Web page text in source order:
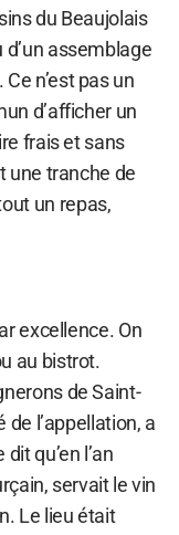
du Beaujolais
assemblage
n’est pas un
d’afficher un
frais et sans
une tranche de
un repas,
excellence. On
au bistrot.
de Saint-
l’appellation, a
qu’en l’an
servait le vin
Le lieu était